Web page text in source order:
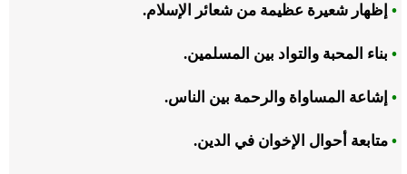
• إظهار شعيرة عظيمة من شعائر الإسلام.
• بناء المحبة والتواد بين المسلمين.
• إشاعة المساواة والرحمة بين الناس.
• متابعة أحوال الإخوان في الدين.